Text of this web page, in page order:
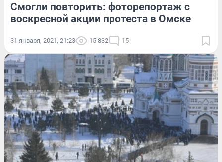
Смогли повторить: фоторепортаж с
воскресной акции протеста в Омске
31 января, 2021, 21:23 15 832 15